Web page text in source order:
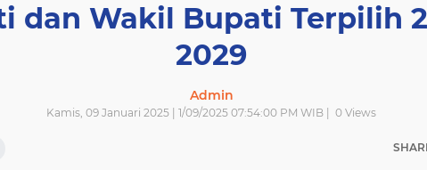
dan Wakil Bupati Terpilih
2029
Admin
Kamis, 09 Januari 2025 | 1/09/2025 07:54:00 PM WIB | 0 Views